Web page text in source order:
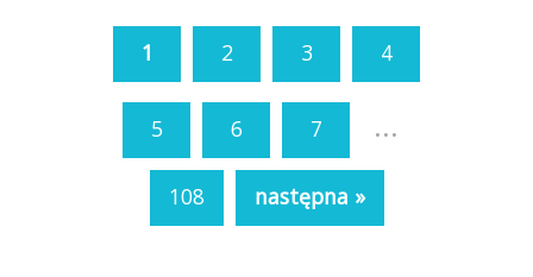
1 2 3 4
5 6 7 ...
108 następna »